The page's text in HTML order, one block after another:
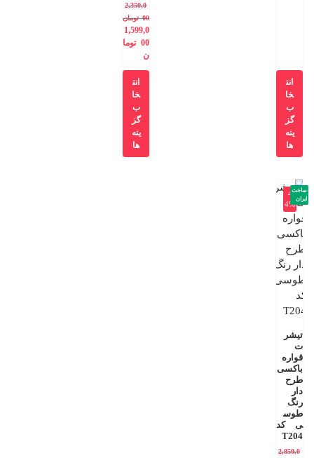
انت
خا
ب
گز
ینه
ها
2,350,0
00 تومان
1,599,0
00 توما
ن
انت
خا
ب
گز
ینه
ها
-4
4%
تیشر
ت
قواره
باکسی
طرح
دار
رنگ
طوس
ی کد
T204
2,850,0
ساخت
ایران